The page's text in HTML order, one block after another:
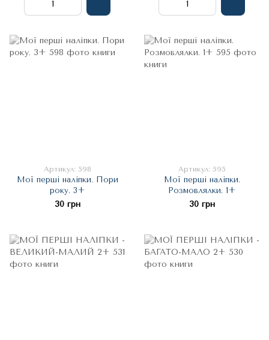
Артикул: 598
Мої перші наліпки. Пори
року. 3+
30 грн
Артикул: 595
Мої перші наліпки.
Розмовлялки. 1+
30 грн